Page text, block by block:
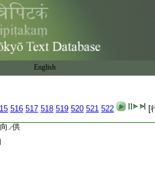
English
516 517 518 519 520 521 522 [
ナリ 都表
ノ供